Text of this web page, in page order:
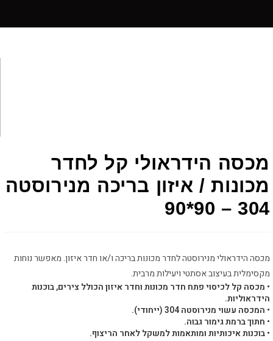
מכסה הידראולי קל לחדר
מכונות / איזון בריכה מנירוסטה
304 – 90*90
מכסה הידראולי מנירוסטה לחדר מכונות בריכה ו/או חדר איזון. מאפשר נוחות
מקסימלית בעיצוב אסתטי ויעילות מרבית.
• מכסה קל לכיסוי פתח חדר מכונות וחדר איזון הכולל צירים, בוכנות
הידראוליות.
• המכסה עשוי מנירוסטה 304 (ייחודי).
• חתוך ברמת גימור גבוה.
• בוכנות איכותיות ומותאמות למשקל לאחר הריצוף.